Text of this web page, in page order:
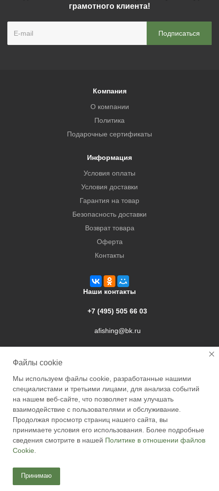
грамотного клиента!
Компания
О компании
Политика
Подарочные сертификаты
Информация
Условия оплаты
Условия доставки
Гарантия на товар
Безопасность доставки
Возврат товара
Оферта
Контакты
Наши контакты
+7 (495) 505 66 03
afishing@bk.ru
2026 © Academyfishing - продажа товаров для рыбалки по
Москве и России
Файлы cookie
Мы используем файлы cookie, разработанные нашими
специалистами и третьими лицами, для анализа событий
на нашем веб-сайте, что позволяет нам улучшать
взаимодействие с пользователями и обслуживание.
Продолжая просмотр страниц нашего сайта, вы
принимаете условия его использования. Более подробные
сведения смотрите в нашей Политике в отношении файлов
Cookie
Принимаю